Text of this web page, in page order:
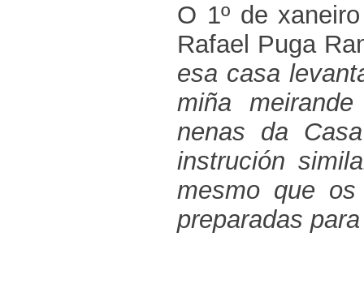
O 1º de
Rafael Puga
esa casa
miña
nenas da
instrución
mesmo que
preparadas